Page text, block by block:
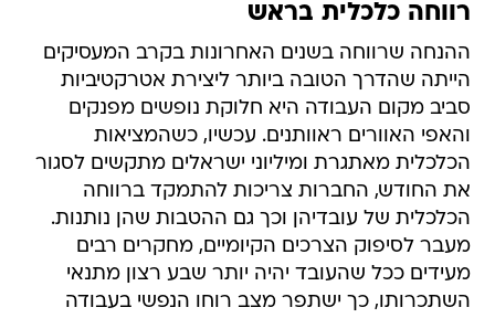
רווחה כלכלית בראש
ההנחה שרווחה בשנים האחרונות בקרב המעסיקים
הייתה שהדרך הטובה ביותר ליצירת אטרקטיביות
סביב מקום העבודה היא חלוקת נופשים מפנקים
והאפי האוורים ראוותנים. עכשיו, כשהמציאות
הכלכלית מאתגרת ומיליוני ישראלים מתקשים לסגור
את החודש, החברות צריכות להתמקד ברווחה
הכלכלית של עובדיהן וכך גם ההטבות שהן נותנות.
מעבר לסיפוק הצרכים הקיומיים, מחקרים רבים
מעידים ככל שהעובד יהיה יותר שבע רצון מתנאי
השתכרותו, כך ישתפר מצב רוחו הנפשי בעבודה